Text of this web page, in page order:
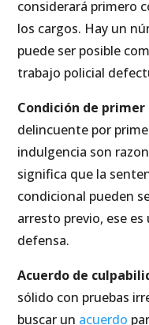
considerará primero
los cargos. Hay un
puede ser posible
trabajo policial
Condición de
delincuente por
indulgencia son
significa que la
condicional pueden
arresto previo, ese
defensa.
Acuerdo de
sólido con pruebas
buscar un acuerdo